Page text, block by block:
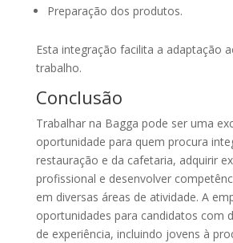
Preparação dos produtos.
Esta integração facilita a adaptação
trabalho.
Conclusão
Trabalhar na Bagga pode ser uma
oportunidade para quem procura
restauração e da cafetaria, adquirir
profissional e desenvolver
em diversas áreas de atividade. A
oportunidades para candidatos com
de experiência, incluindo jovens à